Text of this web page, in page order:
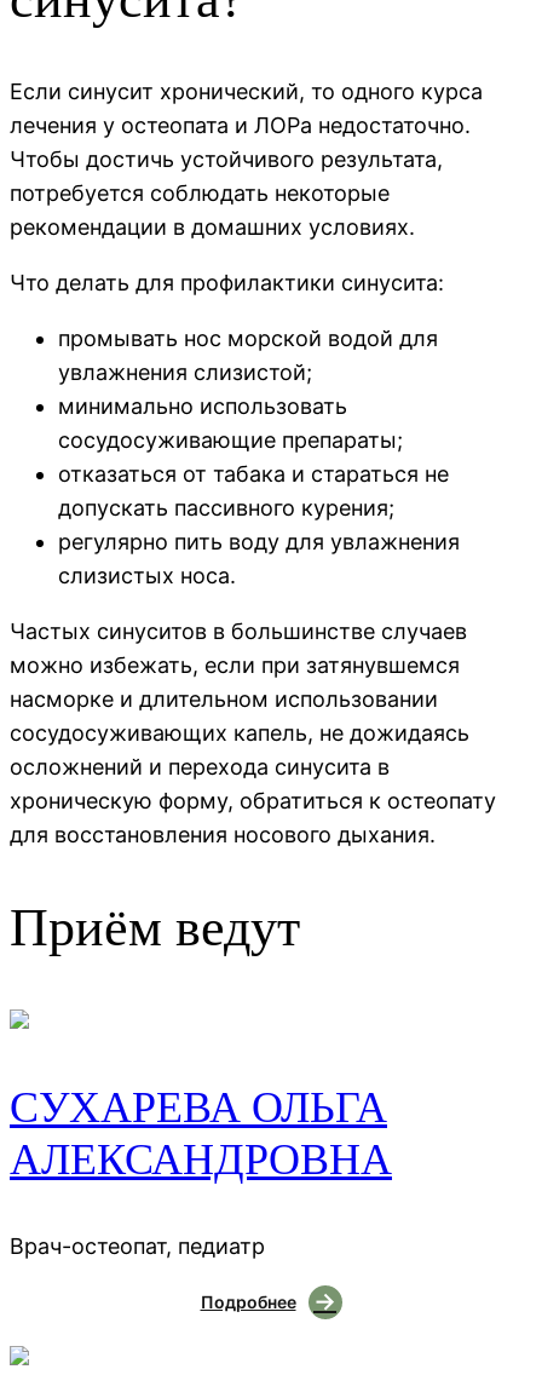
Если синусит хронический, то одного курса
лечения у остеопата и ЛОРа недостаточно.
Чтобы достичь устойчивого результата,
потребуется соблюдать некоторые
рекомендации в домашних условиях.
Что делать для профилактики синусита:
промывать нос морской водой для
увлажнения слизистой;
минимально использовать
сосудосуживающие препараты;
отказаться от табака и стараться не
допускать пассивного курения;
регулярно пить воду для увлажнения
слизистых носа.
Частых синуситов в большинстве случаев
можно избежать, если при затянувшемся
насморке и длительном использовании
сосудосуживающих капель, не дожидаясь
осложнений и перехода синусита в
хроническую форму, обратиться к остеопату
для восстановления носового дыхания.
Приём ведут
СУХАРЕВА ОЛЬГА
АЛЕКСАНДРОВНА
Врач-остеопат, педиатр
Подробнее